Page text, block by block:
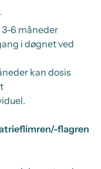
3-6 måneder
i døgnet ved
kan dosis
/-flagren